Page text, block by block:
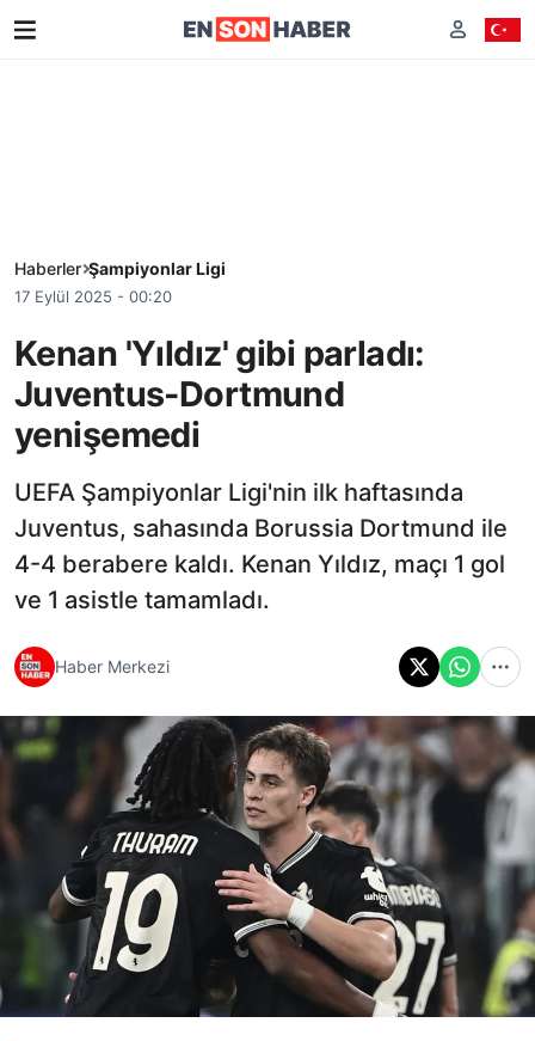
Haberler Şampiyonlar Ligi
17 Eylül 2025 - 00:20
Kenan 'Yıldız' gibi parladı:
Juventus-Dortmund
yenişemedi
UEFA Şampiyonlar Ligi'nin ilk haftasında
Juventus, sahasında Borussia Dortmund ile
4-4 berabere kaldı. Kenan Yıldız, maçı 1 gol
ve 1 asistle tamamladı.
Haber Merkezi